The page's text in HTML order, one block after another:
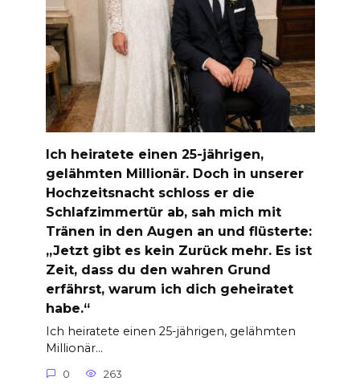
Ich heiratete einen 25-jährigen,
gelähmten Millionär. Doch in unserer
Hochzeitsnacht schloss er die
Schlafzimmertür ab, sah mich mit
Tränen in den Augen an und flüsterte:
„Jetzt gibt es kein Zurück mehr. Es ist
Zeit, dass du den wahren Grund
erfährst, warum ich dich geheiratet
habe.“
Ich heiratete einen 25-jährigen, gelähmten
Millionär…
0 263